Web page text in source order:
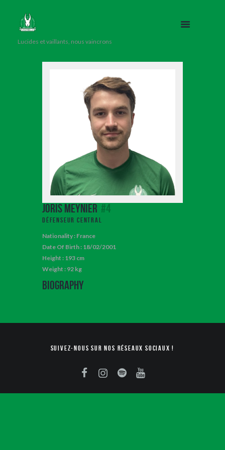
Lucides et vaillants, nous vaincrons
Joris Meynier #4
Défenseur Central
Nationality : France
Date Of Birth : 18/02/2001
Height : 193 cm
Weight : 92 kg
Biography
Suivez-nous sur nos réseaux sociaux !